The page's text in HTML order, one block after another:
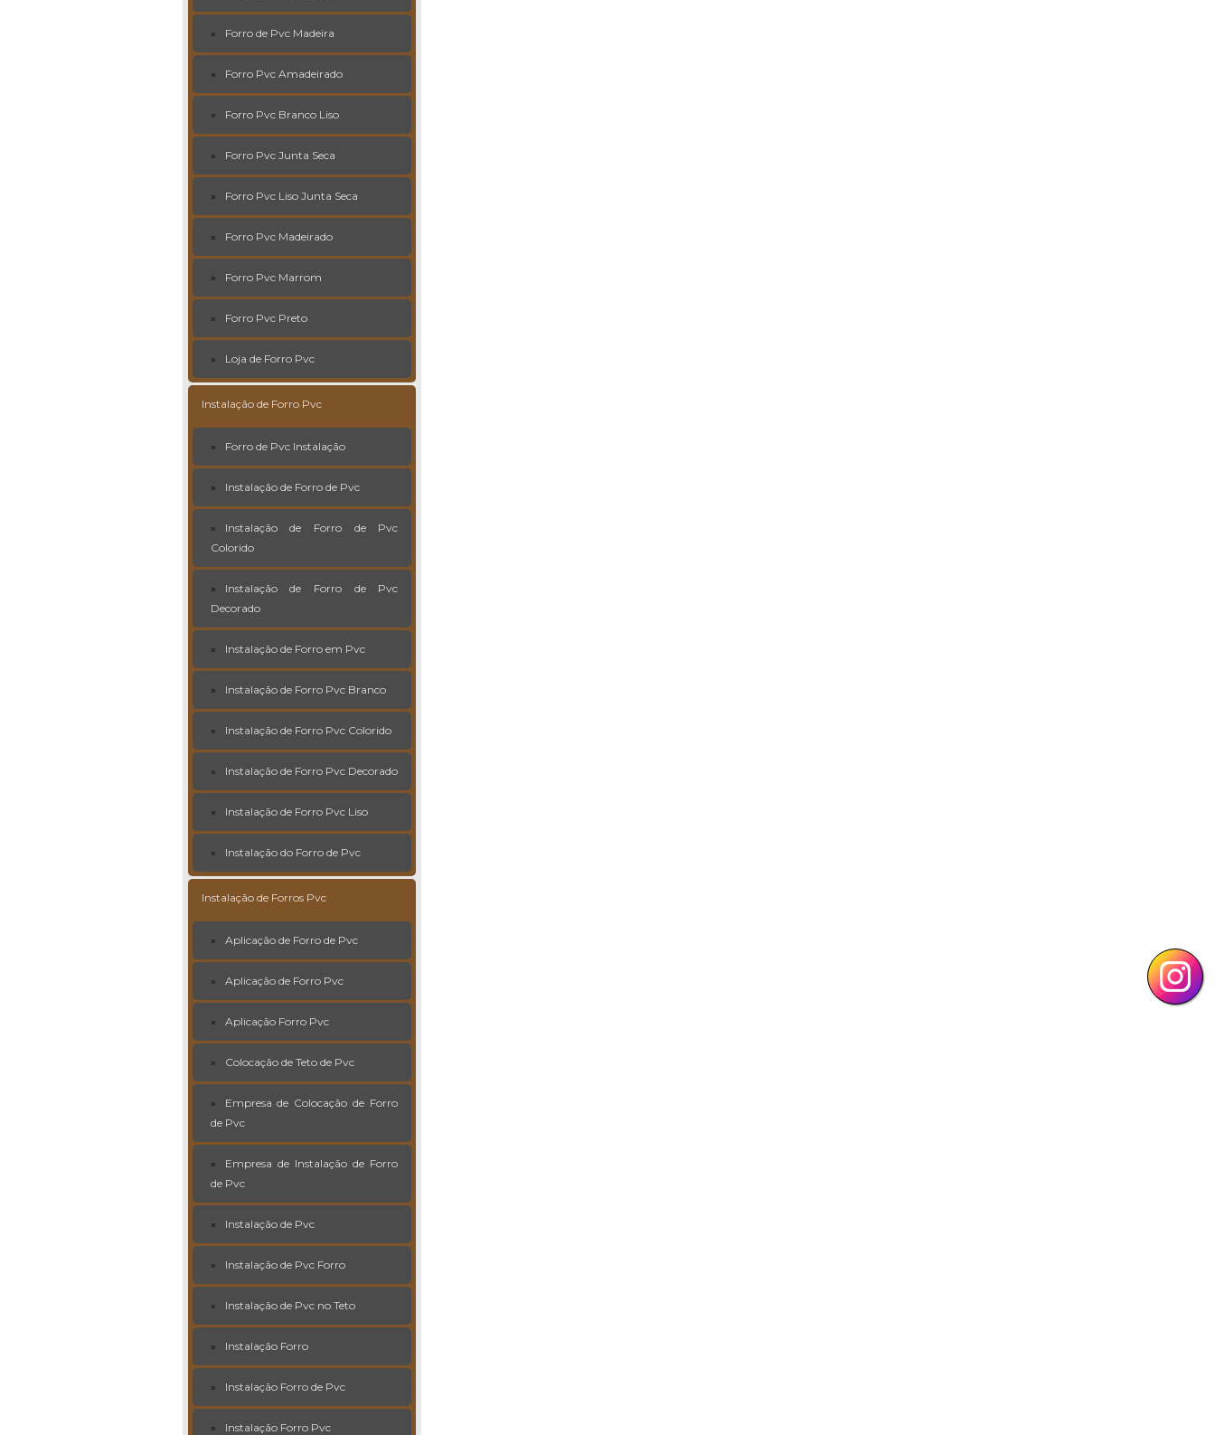
Forro de Pvc Madeira
Forro Pvc Amadeirado
Forro Pvc Branco Liso
Forro Pvc Junta Seca
Forro Pvc Liso Junta Seca
Forro Pvc Madeirado
Forro Pvc Marrom
Forro Pvc Preto
Loja de Forro Pvc
Instalação de Forro Pvc
Forro de Pvc Instalação
Instalação de Forro de Pvc
Instalação de Forro de Pvc
Colorido
Instalação de Forro de Pvc
Decorado
Instalação de Forro em Pvc
Instalação de Forro Pvc Branco
Instalação de Forro Pvc Colorido
Instalação de Forro Pvc Decorado
Instalação de Forro Pvc Liso
Instalação do Forro de Pvc
Instalação de Forros Pvc
Aplicação de Forro de Pvc
Aplicação de Forro Pvc
Aplicação Forro Pvc
Colocação de Teto de Pvc
Empresa de Colocação de Forro
de Pvc
Empresa de Instalação de Forro
de Pvc
Instalação de Pvc
Instalação de Pvc Forro
Instalação de Pvc no Teto
Instalação Forro
Instalação Forro de Pvc
Instalação Forro Pvc